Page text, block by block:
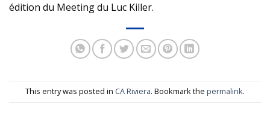
édition du Meeting du Luc Killer.
This entry was posted in CA Riviera. Bookmark the permalink.